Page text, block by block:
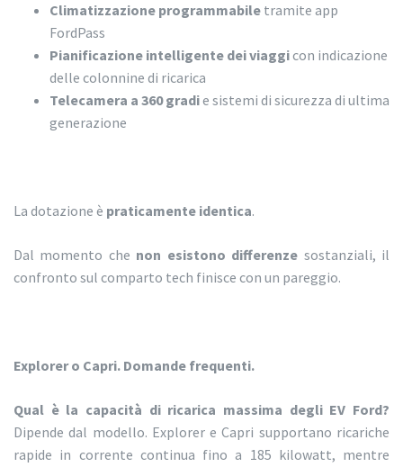
Climatizzazione programmabile tramite app
FordPass
Pianificazione intelligente dei viaggicon indicazione
delle colonnine di ricarica
Telecamera a 360 gradie sistemi di sicurezza di ultima
generazione
La dotazione è praticamente identica.
Dal momento che non esistono differenze sostanziali, il
confronto sul comparto tech finisce con un pareggio.
Explorer o Capri. Domande frequenti.
Qual è la capacità di ricarica massima degli EV Ford?
Dipende dal modello. Explorer e Capri supportano ricariche
rapide in corrente continua fino a 185 kilowatt, mentre